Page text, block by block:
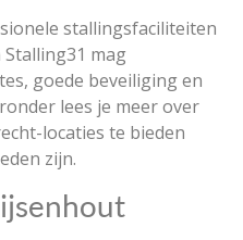
stallingsfaciliteiten
mag
goede beveiliging en
lees je meer over
locaties te bieden
zijn.